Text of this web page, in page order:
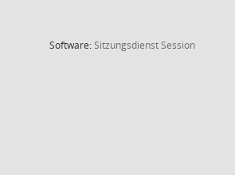
Software:SitzungsdienstSession(Wird in